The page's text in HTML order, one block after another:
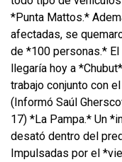
*Punta Mattos.*
afectadas, se
de *100 personas.*
llegaría hoy a
trabajo conjunto con
(Informó Saúl
17) *La Pampa.* Un
desató dentro del
Impulsadas por el